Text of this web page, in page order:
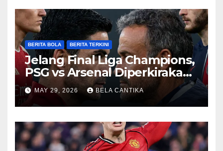
BERITA BOLA BERITA TERKINI
Jelang Final Liga Champions,
PSG vs Arsenal Diperkirakan
Sengit
MAY 29, 2026 BELA CANTIKA